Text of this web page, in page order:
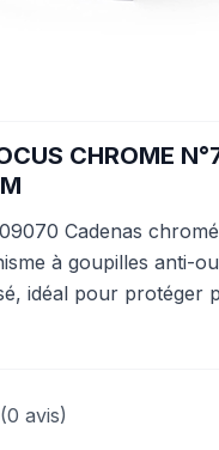
CHROME
Cadenas
à goupilles anti-
idéal pour protéger
(0 avis)